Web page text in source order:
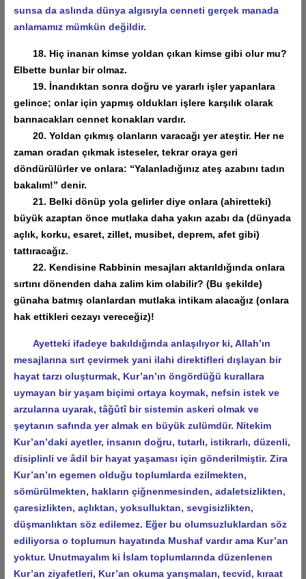
sunsa da aslında dünya algısıyla cenneti gerçek manada
anlamamız mümkün değildir.
18. Hiç inanan kimse yoldan çıkan kimse gibi olur mu?
Elbette bunlar bir olmaz.
19. İnandıktan sonra doğru ve yararlı işler yapanlara
gelince; onlar için yapmış oldukları işlere karşılık olarak
barınacakları cennet konakları vardır.
20. Yoldan çıkmış olanların varacağı yer ateştir. Her ne
zaman oradan çıkmak isteseler, tekrar oraya geri
döndürülürler ve onlara: “Yalanladığınız ateş azabını tadın
bakalım!” denir.
21. Belki dönüp yola gelirler diye onlara (ahiretteki)
büyük azaptan önce mutlaka daha yakın azabı da (dünyada
açlık, korku, esaret, zillet, musibet, deprem, afet gibi)
tattıracağız.
22. Kendisine Rabbinin mesajları aktarıldığında onlara
sırtını dönenden daha zalim kim olabilir? (Bu şekilde)
günaha batmış olanlardan mutlaka intikam alacağız (onlara
hak ettikleri cezayı vereceğiz)!
Ayetteki ifadeye bakıldığında anlaşılıyor ki, Allah’ın
mesajlarına sırt çevirmek yani ilahi direktifleri dışlayan bir
hayat tarzı oluşturmak, Kur’an’ın öngördüğü kurallara
uymayan bir yaşam biçimi ortaya koymak, nefsin istek ve
arzularına uyarak, tâğûtî bir sistemin askeri olmak ve
şeytanın safında yer almak en büyük zulümdür. Nitekim
Kur’an’daki ayetler, insanın doğru, tutarlı, istikrarlı, düzenli,
disiplinli ve âdil bir hayat yaşaması için gönderilmiştir. Zira
Kur’an’ın egemen olduğu toplumlarda ezilmekten,
sömürülmekten, hakların çiğnenmesinden, adaletsizlikten,
çaresizlikten, açlıktan, yoksulluktan, sevgisizlikten,
düşmanlıktan söz edilemez. Eğer bu olumsuzluklardan söz
ediliyorsa o toplumun hayatında Mushaf vardır ama Kur’an
yoktur. Unutmayalım ki İslam toplumlarında düzenlenen
Kur’an ziyafetleri, Kur’an okuma yarışmaları, tecvid, kıraat